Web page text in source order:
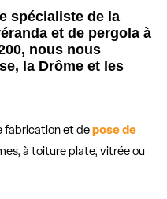
spécialiste de la
et de pergola à
nous nous
la Drôme et les
fabrication et de pose de
à toiture plate, vitrée ou